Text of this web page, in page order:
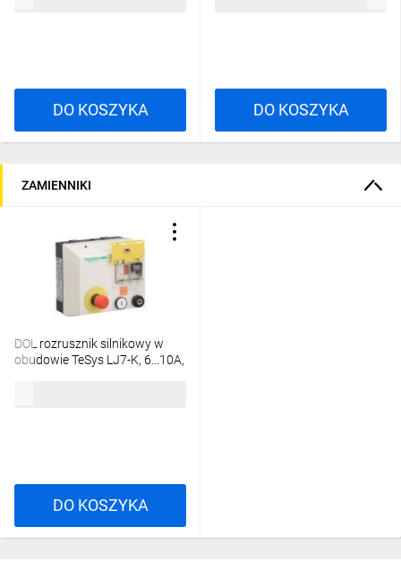
DO KOSZYKA DO KOSZYKA
ZAMIENNIKI
DOL rozrusznik silnikowy w
obudowie TeSys LJ7-K, 6...10A,
DO KOSZYKA